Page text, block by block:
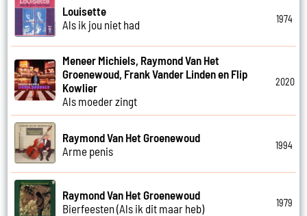
Louisette
Als ik jou niet had
1974
Meneer Michiels, Raymond Van Het
Groenewoud, Frank Vander Linden en Flip
Kowlier
Als moeder zingt
2020
Raymond Van Het Groenewoud
Arme penis
1994
Raymond Van Het Groenewoud
Bierfeesten (Als ik dit maar heb)
1979